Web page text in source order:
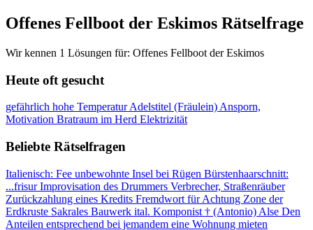
Offenes Fellboot der Eskimos Rätselfrage
Wir kennen 1 Lösungen für: Offenes Fellboot der Eskimos
Heute oft gesucht
gefährlich hohe TemperaturAdelstitel (Fräulein) Ansporn,
Motivation Bratraum im Herd Elektrizität
Beliebte Rätselfragen
Italienisch: Fee unbewohnte Insel bei Rügen Bürstenhaarschnitt:
...frisurImprovisation des Drummers Verbrecher, Straßenräuber
Zurückzahlung eines Kredits Fremdwort für Achtung Zone der
Erdkruste Sakrales Bauwerk ital. Komponist † (Antonio) Alse Den
Anteilen entsprechend bei jemandem eine Wohnung mieten